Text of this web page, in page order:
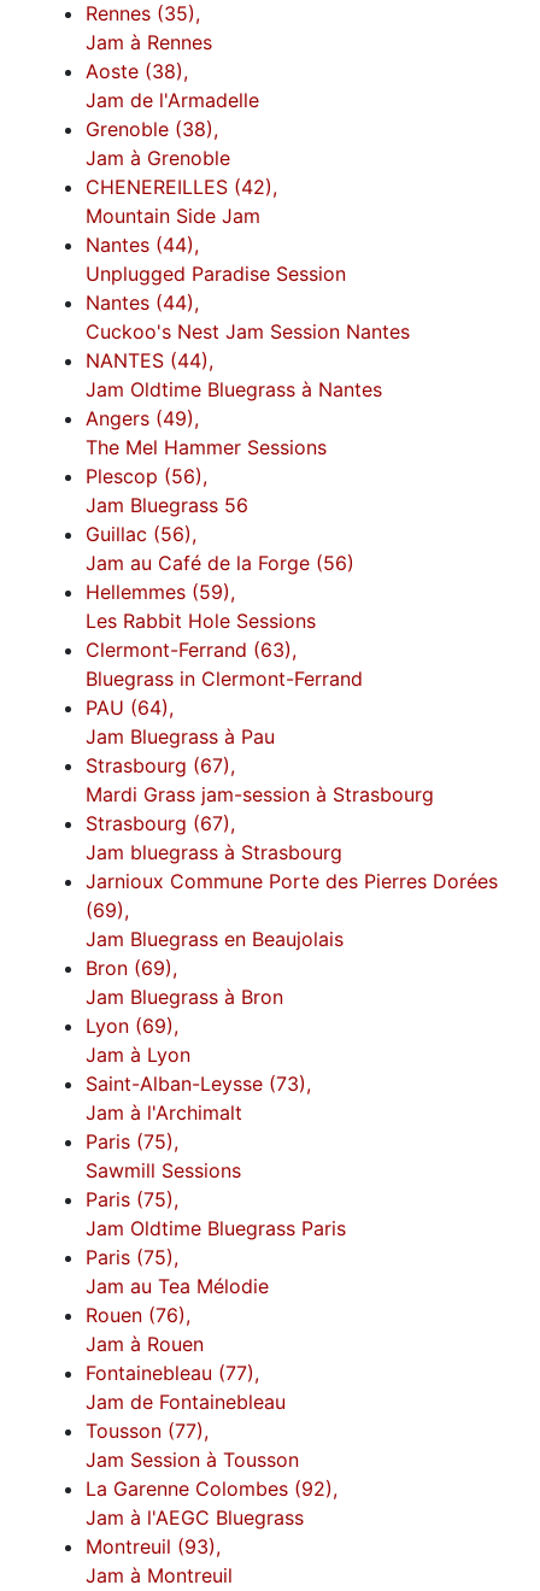
Rennes (35),
Jam à Rennes
Aoste (38),
Jam de l'Armadelle
Grenoble (38),
Jam à Grenoble
CHENEREILLES (42),
Mountain Side Jam
Nantes (44),
Unplugged Paradise Session
Nantes (44),
Cuckoo's Nest Jam Session Nantes
NANTES (44),
Jam Oldtime Bluegrass à Nantes
Angers (49),
The Mel Hammer Sessions
Plescop (56),
Jam Bluegrass 56
Guillac (56),
Jam au Café de la Forge (56)
Hellemmes (59),
Les Rabbit Hole Sessions
Clermont-Ferrand (63),
Bluegrass in Clermont-Ferrand
PAU (64),
Jam Bluegrass à Pau
Strasbourg (67),
Mardi Grass jam-session à Strasbourg
Strasbourg (67),
Jam bluegrass à Strasbourg
Jarnioux Commune Porte des Pierres Dorées
(69),
Jam Bluegrass en Beaujolais
Bron (69),
Jam Bluegrass à Bron
Lyon (69),
Jam à Lyon
Saint-Alban-Leysse (73),
Jam à l'Archimalt
Paris (75),
Sawmill Sessions
Paris (75),
Jam Oldtime Bluegrass Paris
Paris (75),
Jam au Tea Mélodie
Rouen (76),
Jam à Rouen
Fontainebleau (77),
Jam de Fontainebleau
Tousson (77),
Jam Session à Tousson
La Garenne Colombes (92),
Jam à l'AEGC Bluegrass
Montreuil (93),
Jam à Montreuil